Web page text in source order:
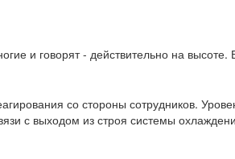
и говорят - действительно на
со стороны сотрудников.
с выходом из строя системы